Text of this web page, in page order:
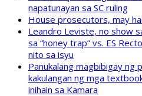
napatunayan sa SC ruling
House prosecutors, may
Leandro Leviste, no show
sa “honey trap” vs. ES
nito sa isyu
Panukalang magbibigay ng
kakulangan ng mga
inihain sa Kamara